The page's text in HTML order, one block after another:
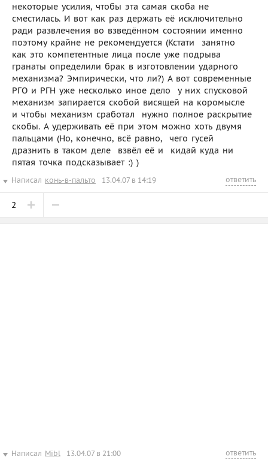
некоторые усилия, чтобы эта самая скоба не
сместилась. И вот как раз держать её исключительно
ради развлечения во взведённом состоянии именно
поэтому крайне не рекомендуется (Кстати  занятно 
как это компетентные лица после уже подрыва
гранаты определили брак в изготовлении ударного
механизма? Эмпирически, что ли?) А вот современные
РГО и РГН уже несколько иное дело  у них спусковой
механизм запирается скобой висящей на коромысле
и чтобы механизм сработал  нужно полное раскрытие
скобы. А удерживать её при этом можно хоть двумя
пальцами (Но, конечно, всё равно,  чего гусей
дразнить в таком деле  взвёл её и  кидай куда ни
пятая точка подсказывает :) )
Написал конь-в-пальто 13.04.07 в 14:19 ответить
2
Написал Mibl 13.04.07 в 21:00 ответить